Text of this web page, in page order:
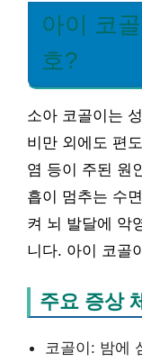
아이 코
호?
소아 코골이는
비만 외에도 편
염 등이 주된 원
흡이 멈추는 수
켜 뇌 발달에 악
니다. 아이 코골
주요 증상
코골이: 밤에